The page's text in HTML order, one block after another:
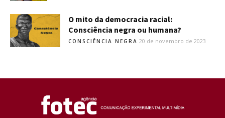
O mito da democracia racial:
Consciência negra ou humana?
CONSCIÊNCIA NEGRA 20 de novembro de 2023